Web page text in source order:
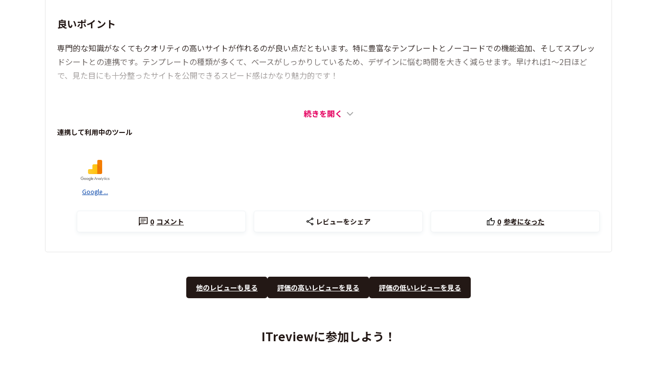
良いポイント
専門的な知識がなくてもクオリティの高いサイトが作れるのが良い点だともいます。特に豊富なテンプレートとノーコードでの機能追加、そしてスプレッ
ドシートとの連携です。テンプレートの種類が多くて、ベースがしっかりしているため、デザインに悩む時間を大きく減らせます。早ければ1〜2日ほど
で、見た目にも十分整ったサイトを公開できるスピード感はかなり魅力的です！
続きを開く
連携して利用中のツール
Google ...
0 コメント レビューをシェア 0 参考になった
他のレビューも見る 評価の高いレビューを見る 評価の低いレビューを見る
ITreviewに参加しよう！